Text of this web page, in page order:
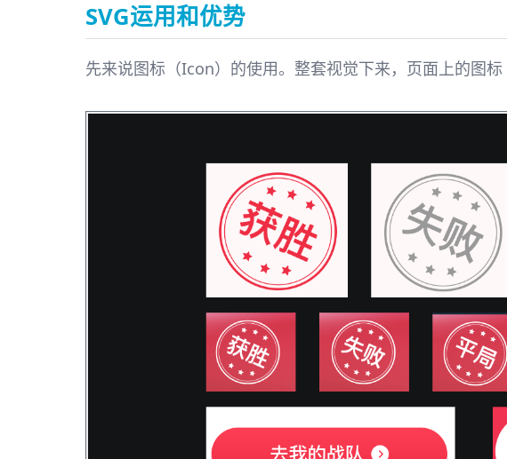
SVG运用和优势
先来说图标（Icon）的使用。整套视觉下来，页面上的图标